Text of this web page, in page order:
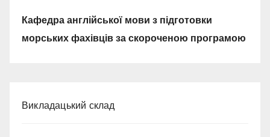
Кафедра англійської мови з підготовки
морських фахівців за скороченою програмою
Викладацький склад